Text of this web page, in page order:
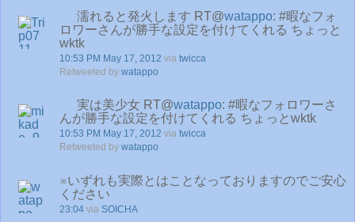
濡れると発火します RT@watappo: #暇なフォ
ロワーさんが勝手な設定を付けてくれる ちょっと
wktk
10:53 PM May 17, 2012 via twicca
Retweeted by watappo
実は美少女 RT@watappo: #暇なフォロワーさ
んが勝手な設定を付けてくれる ちょっとwktk
10:53 PM May 17, 2012 via twicca
Retweeted by watappo
※いずれも実際とはことなっておりますのでご安心
ください
23:04 via SOICHA